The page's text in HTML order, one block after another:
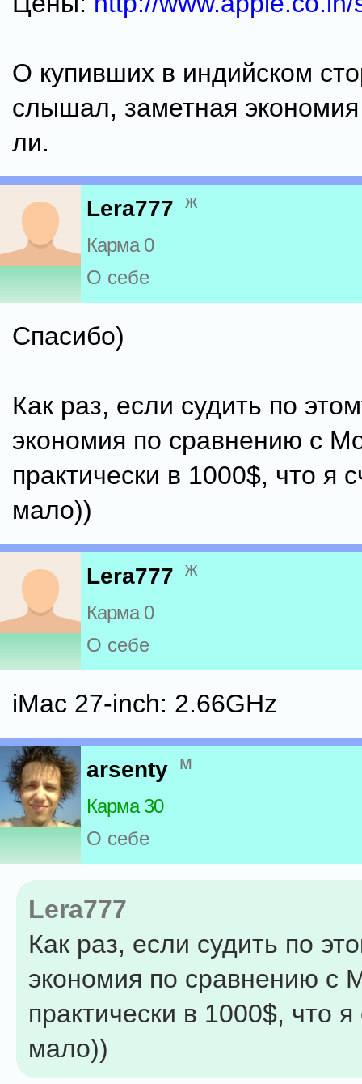
О купивших в индийском
слышал, заметная
ли.
Lera777 ж
Карма 0
О себе
Спасибо)
Как раз, если судить по
экономия по сравнению с
практически в 1000$, что я
мало))
Lera777 ж
Карма 0
О себе
iMac 27-inch: 2.66GHz
arsenty м
Карма 30
О себе
Lera777
Как раз, если судить по
экономия по сравнению с
практически в 1000$, что
мало))